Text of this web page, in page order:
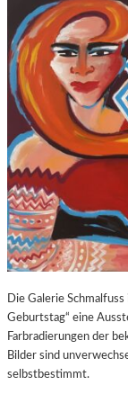
Die Galerie
Geburtstag“ eine
Farbradierungen der
Bilder sind
selbstbestimmt.